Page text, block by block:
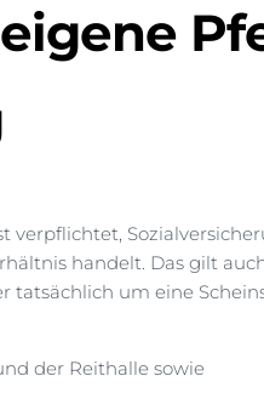
verpflichtet,
handelt. Das gilt
tatsächlich um eine
der Reithalle sowie